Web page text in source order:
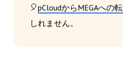
🎈pCloudからMEGAへの
しれません。